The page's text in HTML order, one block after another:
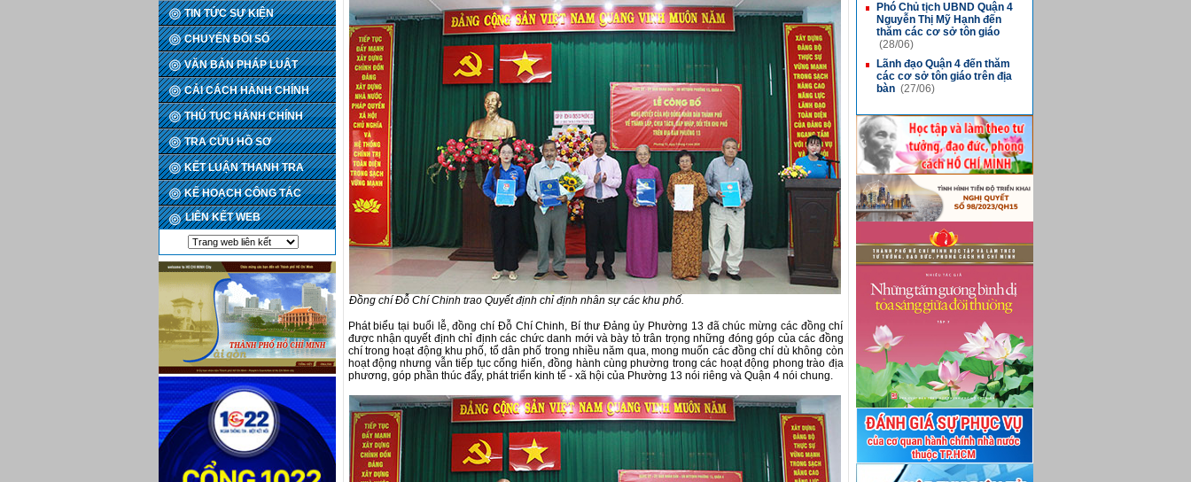
TIN TỨC SỰ KIỆN
CHUYỂN ĐỔI SỐ
VĂN BẢN PHÁP LUẬT
CẢI CÁCH HÀNH CHÍNH
THỦ TỤC HÀNH CHÍNH
TRA CỨU HỒ SƠ
KẾT LUẬN THANH TRA
KẾ HOẠCH CÔNG TÁC
LIÊN KẾT WEB
Đồng chí Đỗ Chí Chinh trao Quyết định chỉ định nhân sự các khu phố.
Phát biểu tại buổi lễ, đồng chí Đỗ Chí Chinh, Bí thư Đảng ủy Phường 13 đã chúc mừng các đồng chí
được nhận quyết định chỉ định các chức danh mới và bày tỏ trân trọng những đóng góp của các đồng
chí trong hoạt động khu phố, tổ dân phố trong nhiều năm qua, mong muốn các đồng chí dù không còn
hoạt động nhưng vẫn tiếp tục cống hiến, đồng hành cùng phường trong các hoạt động phong trào địa
phương, góp phần thúc đẩy, phát triển kinh tế - xã hội của Phường 13 nói riêng và Quận 4 nói chung.
■
Phó Chủ tịch UBND Quận 4
Nguyễn Thị Mỹ Hạnh đến
thăm các cơ sở tôn giáo
(28/06)
■
Lãnh đạo Quận 4 đến thăm
các cơ sở tôn giáo trên địa
bàn (27/06)